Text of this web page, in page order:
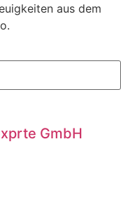
aus dem
GmbH